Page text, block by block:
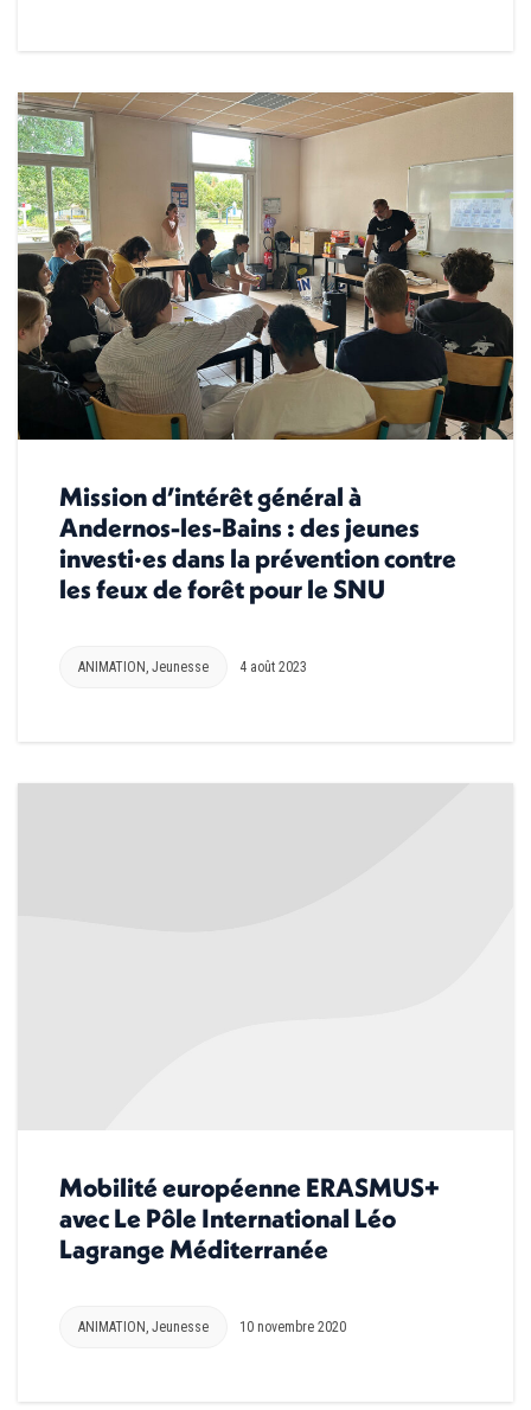
Mission d’intérêt général à
Andernos-les-Bains : des jeunes
investi·es dans la prévention contre
les feux de forêt pour le SNU
ANIMATION , Jeunesse 4 août 2023
Mobilité européenne ERASMUS+
avec Le Pôle International Léo
Lagrange Méditerranée
ANIMATION Jeunesse 10 novembre 2020